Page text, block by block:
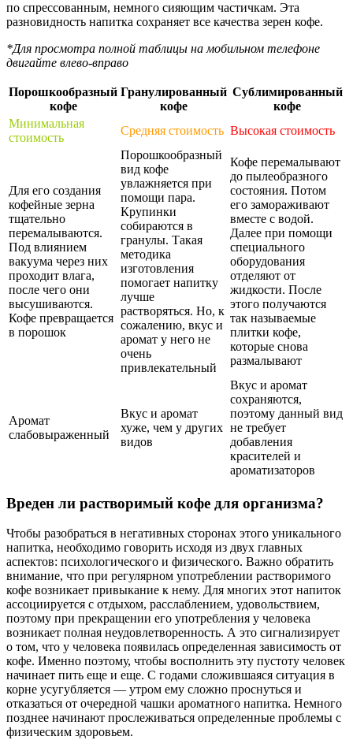
по спрессованным, немного сияющим частичкам. Эта
разновидность напитка сохраняет все качества зерен кофе.
*Для просмотра полной таблицы на мобильном телефоне
двигайте влево-вправо
Порошкообразный
кофе
Гранулированный
кофе
Сублимированный
кофе
Минимальная
стоимость
Средняя стоимость Высокая стоимость
Для его создания
кофейные зерна
тщательно
перемалываются.
Под влиянием
вакуума через них
проходит влага,
после чего они
высушиваются.
Кофе превращается
в порошок
Порошкообразный
вид кофе
увлажняется при
помощи пара.
Крупинки
собираются в
гранулы. Такая
методика
изготовления
помогает напитку
лучше
растворяться. Но, к
сожалению, вкус и
аромат у него не
очень
привлекательный
Кофе перемалывают
до пылеобразного
состояния. Потом
его замораживают
вместе с водой.
Далее при помощи
специального
оборудования
отделяют от
жидкости. После
этого получаются
так называемые
плитки кофе,
которые снова
размалывают
Аромат
слабовыраженный
Вкус и аромат
хуже, чем у других
видов
Вкус и аромат
сохраняются,
поэтому данный вид
не требует
добавления
красителей и
ароматизаторов
Вреден ли растворимый кофе для организма?
Чтобы разобраться в негативных сторонах этого уникального
напитка, необходимо говорить исходя из двух главных
аспектов: психологического и физического. Важно обратить
внимание, что при регулярном употреблении растворимого
кофе возникает привыкание к нему. Для многих этот напиток
ассоциируется с отдыхом, расслаблением, удовольствием,
поэтому при прекращении его употребления у человека
возникает полная неудовлетворенность. А это сигнализирует
о том, что у человека появилась определенная зависимость от
кофе. Именно поэтому, чтобы восполнить эту пустоту человек
начинает пить еще и еще. С годами сложившаяся ситуация в
корне усугубляется — утром ему сложно проснуться и
отказаться от очередной чашки ароматного напитка. Немного
позднее начинают прослеживаться определенные проблемы с
физическим здоровьем.